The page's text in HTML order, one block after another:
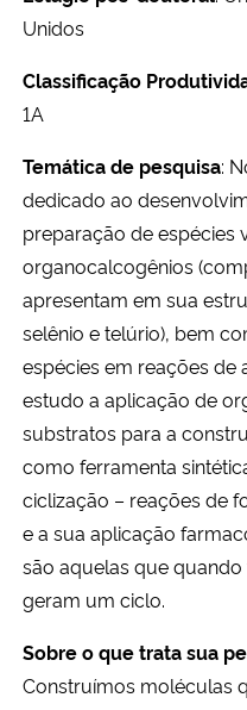
Unidos
Classificação
1A
Temática de pesquisa:
dedicado ao
preparação de espécies
organocalcogênios
apresentam em sua
selênio e telúrio), bem
espécies em reações de
estudo a aplicação de
substratos para a
como ferramenta
ciclização – reações de
e a sua aplicação
são aquelas que
geram um ciclo.
Sobre o que trata sua
Construímos moléculas